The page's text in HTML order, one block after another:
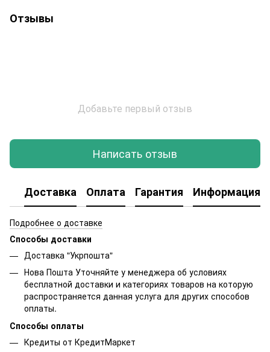
Отзывы
Добавьте первый отзыв
Написать отзыв
Доставка Оплата Гарантия Информация
Подробнее о доставке
Способы доставки
Доставка "Укрпошта"
Нова Пошта Уточняйте у менеджера об условиях
бесплатной доставки и категориях товаров на которую
распространяется данная услуга для других способов
оплаты.
Способы оплаты
Кредиты от КредитМаркет